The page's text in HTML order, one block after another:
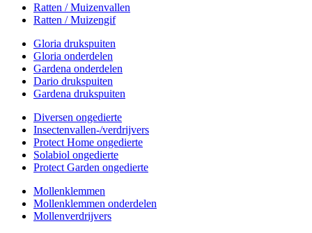
Ratten / Muizenvallen
Ratten / Muizengif
Gloria drukspuiten
Gloria onderdelen
Gardena onderdelen
Dario drukspuiten
Gardena drukspuiten
Diversen ongedierte
Insectenvallen-/verdrijvers
Protect Home ongedierte
Solabiol ongedierte
Protect Garden ongedierte
Mollenklemmen
Mollenklemmen onderdelen
Mollenverdrijvers